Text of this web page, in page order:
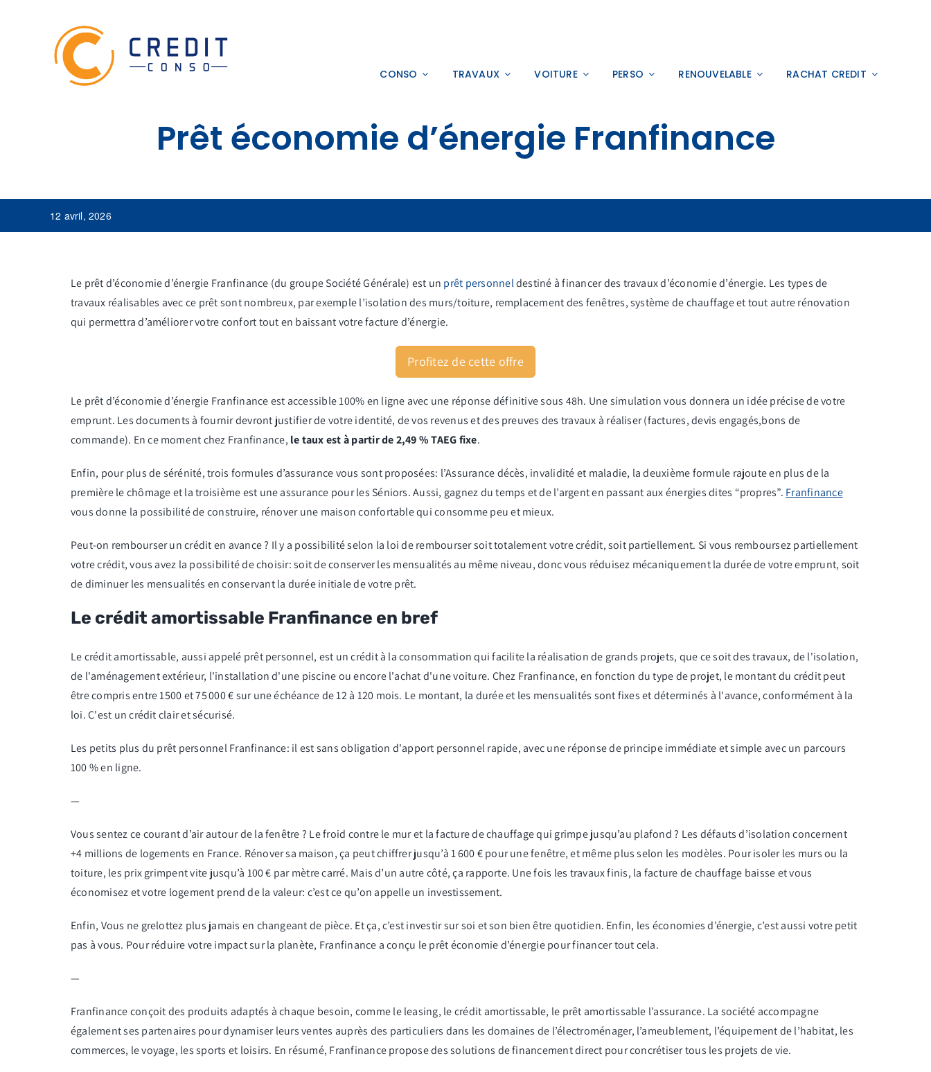
CONSO TRAVAUX VOITURE PERSO RENOUVELABLE RACHAT CREDIT
Prêt économie d’énergie Franfinance
12 avril, 2026
Le prêt d’économie d’énergie Franfinance (du groupe Société Générale) est un prêt personneldestiné à financer des travaux d’économie d’énergie. Les types de
travaux réalisables avec ce prêt sont nombreux, par exemple l’isolation des murs/toiture, remplacement des fenêtres, système de chauffage et tout autre rénovation
qui permettra d’améliorer votre confort tout en baissant votre facture d’énergie.
Profitez de cette offre
Le prêt d’économie d’énergie Franfinance est accessible 100% en ligne avec une réponse définitive sous 48h. Une simulation vous donnera un idée précise de votre
emprunt. Les documents à fournir devront justifier de votre identité, de vos revenus et des preuves des travaux à réaliser (factures, devis engagés,bons de
commande). En ce moment chez Franfinance, le taux est à partir de 2,49 % TAEG fixe.
Enfin, pour plus de sérénité, trois formules d’assurance vous sont proposées: l’Assurance décès, invalidité et maladie, la deuxième formule rajoute en plus de la
première le chômage et la troisième est une assurance pour les Séniors. Aussi, gagnez du temps et de l’argent en passant aux énergies dites “propres”. Franfinance
vous donne la possibilité de construire, rénover une maison confortable qui consomme peu et mieux.
Peut-on rembourser un crédit en avance ? Il y a possibilité selon la loi de rembourser soit totalement votre crédit, soit partiellement. Si vous remboursez partiellement
votre crédit, vous avez la possibilité de choisir: soit de conserver les mensualités au même niveau, donc vous réduisez mécaniquement la durée de votre emprunt, soit
de diminuer les mensualités en conservant la durée initiale de votre prêt.
Le crédit amortissable Franfinance en bref
Le crédit amortissable, aussi appelé prêt personnel, est un crédit à la consommation qui facilite la réalisation de grands projets, que ce soit des travaux, de l'isolation,
de l'aménagement extérieur, l'installation d'une piscine ou encore l'achat d'une voiture. Chez Franfinance, en fonction du type de projet, le montant du crédit peut
être compris entre 1500 et 75 000 € sur une échéance de 12 à 120 mois. Le montant, la durée et les mensualités sont fixes et déterminés à l'avance, conformément à la
loi. C'est un crédit clair et sécurisé.
Les petits plus du prêt personnel Franfinance: il est sans obligation d'apport personnel rapide, avec une réponse de principe immédiate et simple avec un parcours
100 % en ligne.
—
Vous sentez ce courant d’air autour de la fenêtre ? Le froid contre le mur et la facture de chauffage qui grimpe jusqu’au plafond ? Les défauts d’isolation concernent
+4 millions de logements en France. Rénover sa maison, ça peut chiffrer jusqu’à 1 600 € pour une fenêtre, et même plus selon les modèles. Pour isoler les murs ou la
toiture, les prix grimpent vite jusqu’à 100 € par mètre carré. Mais d’un autre côté, ça rapporte. Une fois les travaux finis, la facture de chauffage baisse et vous
économisez et votre logement prend de la valeur: c’est ce qu’on appelle un investissement.
Enfin, Vous ne grelottez plus jamais en changeant de pièce. Et ça, c’est investir sur soi et son bien être quotidien. Enfin, les économies d’énergie, c’est aussi votre petit
pas à vous. Pour réduire votre impact sur la planète, Franfinance a conçu le prêt économie d’énergie pour financer tout cela.
—
Franfinance conçoit des produits adaptés à chaque besoin, comme le leasing, le crédit amortissable, le prêt amortissable l’assurance. La société accompagne
également ses partenaires pour dynamiser leurs ventes auprès des particuliers dans les domaines de l’électroménager, l’ameublement, l’équipement de l’habitat, les
commerces, le voyage, les sports et loisirs. En résumé, Franfinance propose des solutions de financement direct pour concrétiser tous les projets de vie.